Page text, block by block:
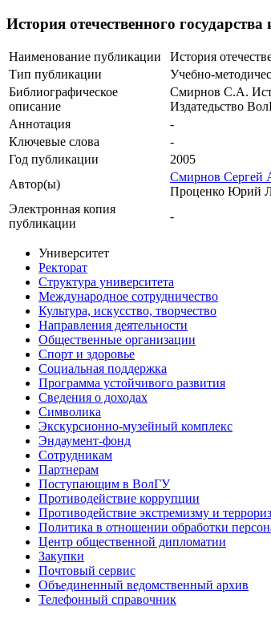
История отечественного
Наименование публикации
История
Тип публикации
Учебно-
Библиографическое
описание
Смирнов С.А.
Издатедьство
Аннотация
-
Ключевые cлова
-
Год публикации
2005
Автор(ы)
Смирнов Сергей
Проценко Юрий
Электронная копия
публикации
-
Университет
Ректорат
Структура университета
Международное сотрудничество
Культура, искусство, творчество
Направления деятельности
Общественные организации
Спорт и здоровье
Социальная поддержка
Программа устойчивого развития
Сведения о доходах
Символика
Экскурсионно-музейный комплекс
Эндаумент-фонд
Сотрудникам
Партнерам
Поступающим в ВолГУ
Противодействие коррупции
Противодействие экстремизму и
Политика в отношении обработки
Центр общественной дипломатии
Закупки
Почтовый сервис
Объединенный ведомственный архив
Телефонный справочник